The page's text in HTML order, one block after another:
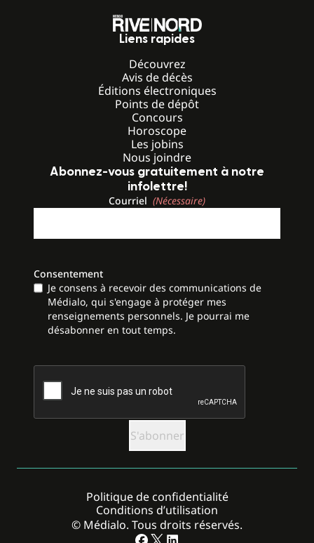
Liens rapides
Découvrez
Avis de décès
Éditions électroniques
Points de dépôt
Concours
Horoscope
Les jobins
Nous joindre
Abonnez-vous gratuitement à notre
infolettre!
Courriel (Nécessaire)
Consentement
Je consens à recevoir des communications de
Médialo, qui s'engage à protéger mes
renseignements personnels. Je pourrai me
désabonner en tout temps.
CAPTCHA
© Médialo. Tous droits réservés.
Politique de confidentialité
Conditions d’utilisation